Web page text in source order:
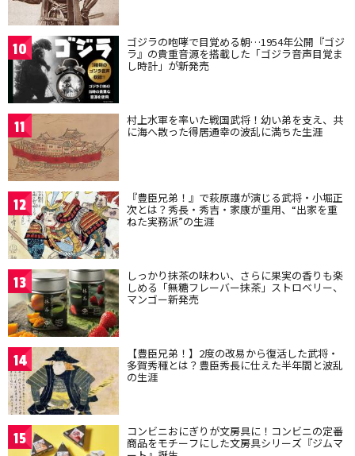
10 ゴジラの咆哮で目覚める朝…1954年公開『ゴジ
ラ』の貴重音源を搭載した「ゴジラ音声目覚ま
し時計」が新発売
11 村上水軍を率いた戦国武将！幼い弟を支え、共
に海へ散った得居通幸の波乱に満ちた生涯
12 『豊臣兄弟！』で萩原護が演じる武将・小堀正
次とは？秀長・秀吉・家康が重用、“出家を重
ねた実務派”の生涯
13 しっかり抹茶の味わい、さらに果実の香りも楽
しめる「無糖フレーバー抹茶」ストロベリー、
マンゴー新発売
14 【豊臣兄弟！】2度の改易から復活した武将・
多賀秀種とは？豊臣秀長に仕えた半年間と波乱
の生涯
15 コンビニおにぎりが文房具に！コンビニの定番
商品をモチーフにした文房具シリーズ『ジムマ